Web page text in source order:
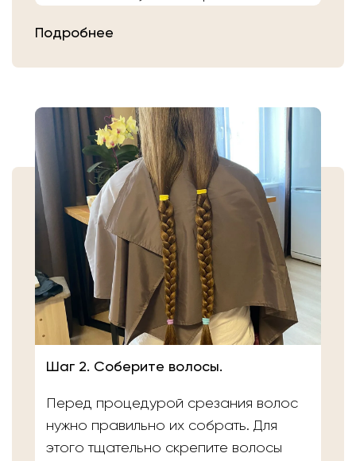
Затем плотно закрепите волосы
самостоятельно, то косичку
аккуратно уложите в пакет или бумагу.
Или просто приходите в салон «Банк
Волос».
Подробнее
Шаг 2. Соберите волосы.
Перед процедурой срезания волос
нужно правильно их собрать. Для
этого тщательно скрепите волосы